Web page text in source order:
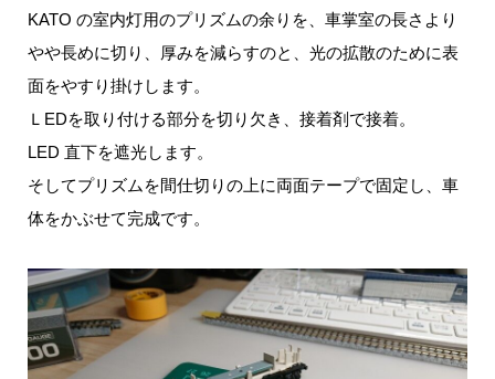
KATO の室内灯用のプリズムの余りを、車掌室の長さより
やや長めに切り、厚みを減らすのと、光の拡散のために表
面をやすり掛けします。
ＬEDを取り付ける部分を切り欠き、接着剤で接着。
LED 直下を遮光します。
そしてプリズムを間仕切りの上に両面テープで固定し、車
体をかぶせて完成です。